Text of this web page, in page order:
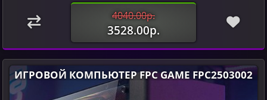
4040.00р.
3528.00р.
ИГРОВОЙ КОМПЬЮТЕР FPC GAME FPC2503002